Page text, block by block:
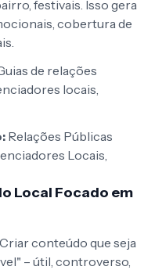
festivais. Isso gera
cobertura de
de relações
locais,
Relações Públicas
Locais,
Local Focado em
Criar conteúdo que seja
– útil, controverso,